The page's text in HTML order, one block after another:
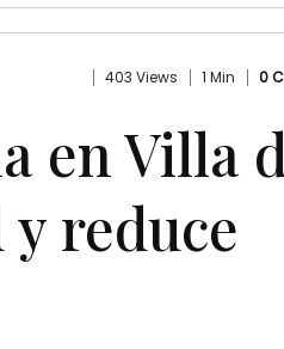
403 Views 1 Min 0
en Villa
reduce